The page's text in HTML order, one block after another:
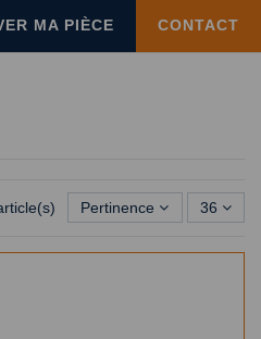
CONTACT
MA PIÈCE
Pertinence 36